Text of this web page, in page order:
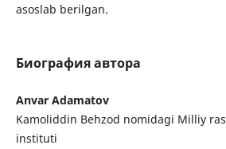
asoslab berilgan.
Биография автора
Anvar Adamatov
Kamoliddin Behzod nomidagi Milliy
instituti